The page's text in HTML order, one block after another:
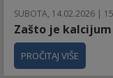
SUBOTA, 14.02.2026 |
Zašto je
PROČITAJ VIŠE